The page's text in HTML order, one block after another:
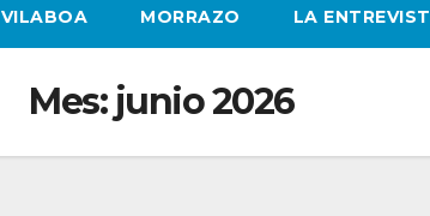
VILABOA MORRAZO LA
Mes: junio 2026